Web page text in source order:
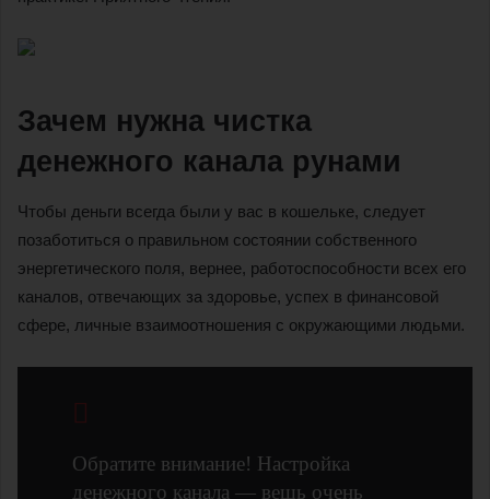
Зачем нужна чистка
денежного канала рунами
Чтобы деньги всегда были у вас в кошельке, следует
позаботиться о правильном состоянии собственного
энергетического поля, вернее, работоспособности всех его
каналов, отвечающих за здоровье, успех в финансовой
сфере, личные взаимоотношения с окружающими людьми.
Обратите внимание! Настройка
денежного канала — вещь очень